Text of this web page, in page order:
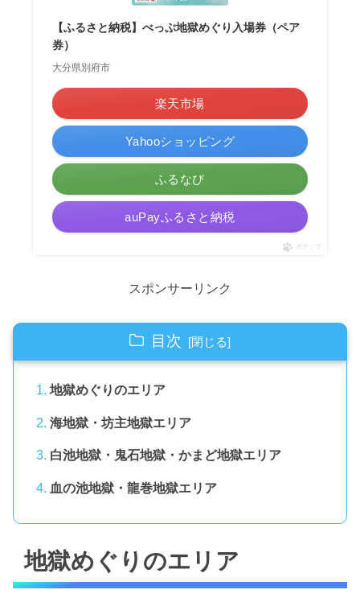
【ふるさと納税】べっぷ地獄めぐり入場券（ペア
券）
大分県別府市
楽天市場
Yahooショッピング
ふるなび
auPayふるさと納税
ポチップ
スポンサーリンク
目次
地獄めぐりのエリア
海地獄・坊主地獄エリア
白池地獄・鬼石地獄・かまど地獄エリア
血の池地獄・龍巻地獄エリア
地獄めぐりのエリア